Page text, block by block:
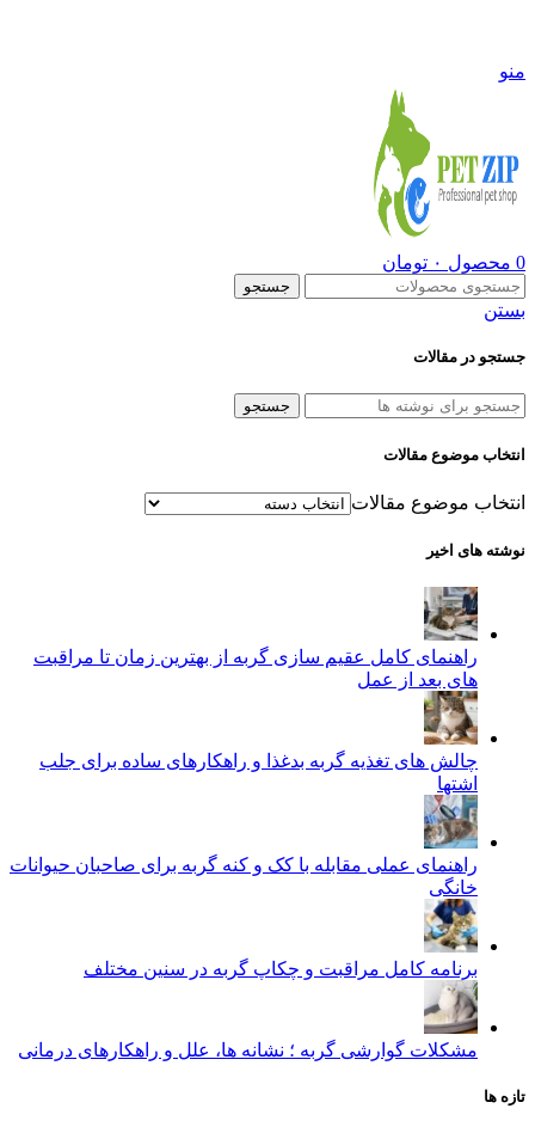
منو
0 محصول ۰ تومان
جستجو
بستن
جستجو در مقالات
جستجو
انتخاب موضوع مقالات
انتخاب موضوع مقالات
نوشته های اخیر
راهنمای کامل عقیم سازی گربه از بهترین زمان تا مراقبت‌
های بعد از عمل
چالش‌ های تغذیه گربه بدغذا و راهکارهای ساده برای جلب
اشتها
راهنمای عملی مقابله با کک و کنه گربه برای صاحبان حیوانات
خانگی
برنامه کامل مراقبت و چکاپ گربه در سنین مختلف
مشکلات گوارشی گربه ؛ نشانه‌ ها، علل و راهکارهای درمانی
تازه ها